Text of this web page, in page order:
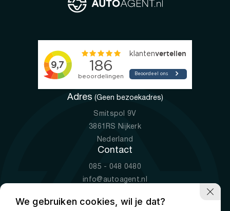
Adres (Geen bezoekadres)
Smitspol 9V
3861RS Nijkerk
Nederland
Contact
085 - 048 0480
info@autoagent.nl
Openingstijden
We gebruiken cookies, wil je dat?